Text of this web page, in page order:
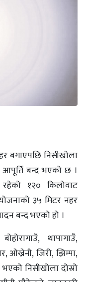
बगाएपछि निसीखोला
आपूर्ति बन्द भएको छ ।
१२० किलोवाट
३५ मिटर नहर
बन्द भएको हो ।
थापागाउँ,
ओख्रेनी, जिरी, झिम्पा,
निसीखोला दोस्रो